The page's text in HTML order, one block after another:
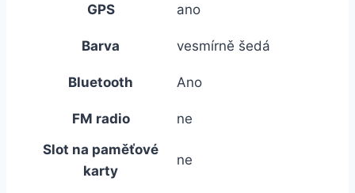
GPS ano
Barva vesmírně šedá
Bluetooth Ano
FM radio
ne
Slot na paměťové
karty
ne